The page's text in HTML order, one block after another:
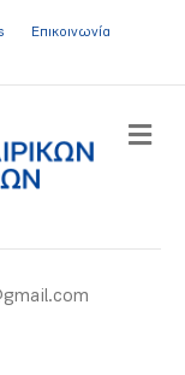
Επικοινωνία